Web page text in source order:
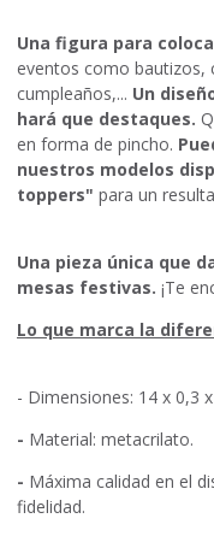
Una figura para
eventos como bautizos,
cumpleaños,... Un
hará que destaques.
en forma de pincho.
nuestros modelos
toppers" para un
Una pieza única que
mesas festivas. ¡Te
Lo que marca la
- Dimensiones: 14 x 0,3
- Material: metacrilato.
- Máxima calidad en el
fidelidad.